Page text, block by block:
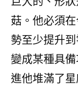
菇。他必須
勢至少提升
變成某種具
進他堆滿了